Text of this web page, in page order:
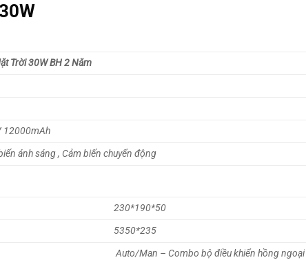
Trời 30W BH 2 Năm
12000mAh
ánh sáng , Cảm biến chuyển động
230*190*50
5350*235
Auto/Man – Combo bộ điều khiển hồng ngoại